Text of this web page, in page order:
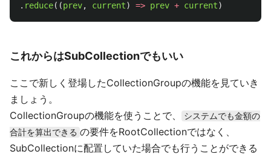
. reduce((prev, current) => prev + current)
これからはSubCollectionでもいい
ここで新しく登場したCollectionGroupの機能を見ていき
ましょう。
CollectionGroupの機能を使うことで、
システムでも金額の
合計を算出できる の要件をRootCollectionではなく、
SubCollectionに配置していた場合でも行うことができる